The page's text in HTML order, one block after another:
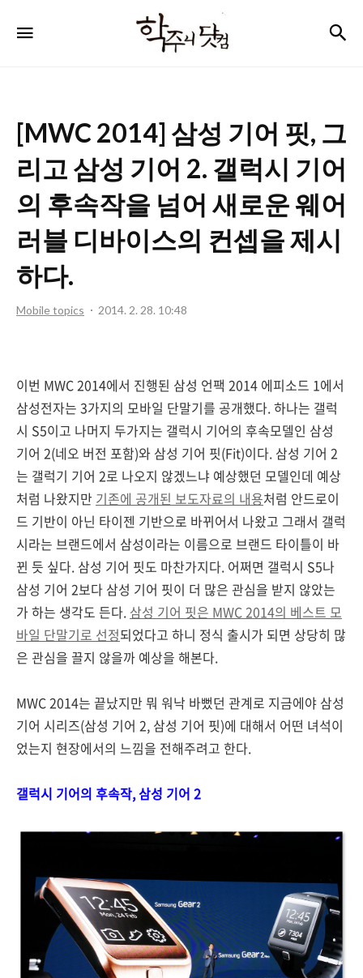
주
컴
[MWC 2014] 삼성 기어 핏, 그
리고 삼성 기어 2. 갤럭시 기어
의 후속작을 넘어 새로운 웨어
러블 디바이스의 컨셉을 제시
하다.
Mobile topics 2014. 2. 28. 10:48
이번 MWC 2014에서 진행된 삼성 언팩 2014 에피소드 1에서
삼성전자는 3가지의 모바일 단말기를 공개했다. 하나는 갤럭
시 S5이고 나머지 두가지는 갤럭시 기어의 후속모델인 삼성
기어 2(네오 버전 포함)와 삼성 기어 핏(Fit)이다. 삼성 기어 2
는 갤럭기 기어 2로 나오지 않겠느냐 예상했던 모델인데 예상
처럼 나왔지만 기존에 공개된 보도자료의 내용처럼 안드로이
드 기반이 아닌 타이젠 기반으로 바뀌어서 나왔고 그래서 갤럭
시라는 브랜드에서 삼성이라는 이름으로 브랜드 타이틀이 바
뀐 듯 싶다. 삼성 기어 핏도 마찬가지다. 어쩌면 갤럭시 S5나
삼성 기어 2보다 삼성 기어 핏이 더 많은 관심을 받지 않았는
가 하는 생각도 든다. 삼성 기어 핏은 MWC 2014의 베스트 모
바일 단말기로 선정되었다고 하니 정식 출시가 되면 상당히 많
은 관심을 끌지 않을까 예상을 해본다.
MWC 2014는 끝났지만 뭐 워낙 바뻤던 관계로 지금에야 삼성
기어 시리즈(삼성 기어 2, 삼성 기어 핏)에 대해서 어떤 녀석이
었는지 현장에서의 느낌을 전해주려고 한다.
갤럭시 기어의 후속작, 삼성 기어 2